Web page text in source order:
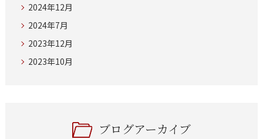
2024年12月
2024年7月
2023年12月
2023年10月
ブログアーカイブ